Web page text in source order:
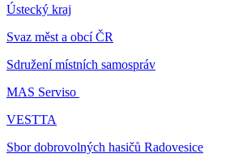
Ústecký kraj
Svaz měst a obcí ČR
Sdružení místních samospráv
MAS Serviso
VESTTA
Sbor dobrovolných hasičů Radovesice